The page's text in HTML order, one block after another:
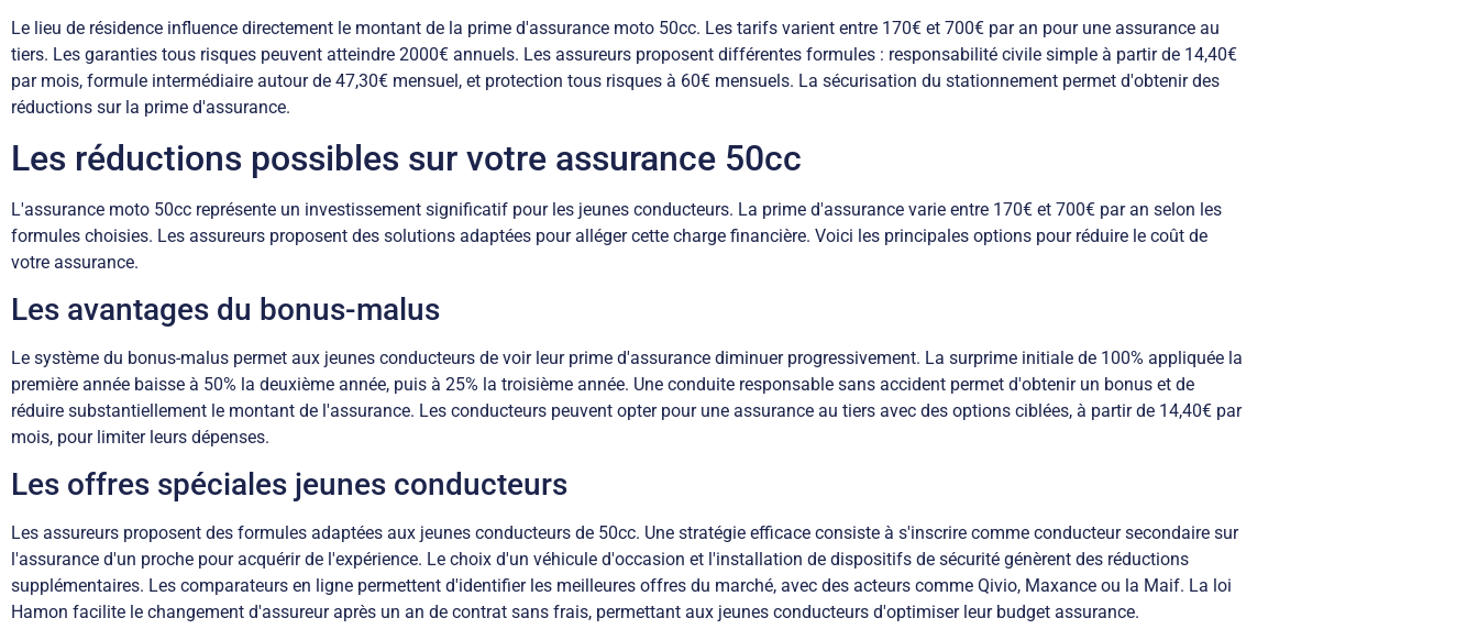
Le lieu de résidence influence directement le montant de la prime d'assurance moto 50cc. Les tarifs varient entre 170€ et 700€ par an pour une assurance au
tiers. Les garanties tous risques peuvent atteindre 2000€ annuels. Les assureurs proposent différentes formules : responsabilité civile simple à partir de 14,40€
par mois, formule intermédiaire autour de 47,30€ mensuel, et protection tous risques à 60€ mensuels. La sécurisation du stationnement permet d'obtenir des
réductions sur la prime d'assurance.
Les réductions possibles sur votre assurance 50cc
L'assurance moto 50cc représente un investissement significatif pour les jeunes conducteurs. La prime d'assurance varie entre 170€ et 700€ par an selon les
formules choisies. Les assureurs proposent des solutions adaptées pour alléger cette charge financière. Voici les principales options pour réduire le coût de
votre assurance.
Les avantages du bonus-malus
Le système du bonus-malus permet aux jeunes conducteurs de voir leur prime d'assurance diminuer progressivement. La surprime initiale de 100% appliquée la
première année baisse à 50% la deuxième année, puis à 25% la troisième année. Une conduite responsable sans accident permet d'obtenir un bonus et de
réduire substantiellement le montant de l'assurance. Les conducteurs peuvent opter pour une assurance au tiers avec des options ciblées, à partir de 14,40€ par
mois, pour limiter leurs dépenses.
Les offres spéciales jeunes conducteurs
Les assureurs proposent des formules adaptées aux jeunes conducteurs de 50cc. Une stratégie efficace consiste à s'inscrire comme conducteur secondaire sur
l'assurance d'un proche pour acquérir de l'expérience. Le choix d'un véhicule d'occasion et l'installation de dispositifs de sécurité génèrent des réductions
supplémentaires. Les comparateurs en ligne permettent d'identifier les meilleures offres du marché, avec des acteurs comme Qivio, Maxance ou la Maif. La loi
Hamon facilite le changement d'assureur après un an de contrat sans frais, permettant aux jeunes conducteurs d'optimiser leur budget assurance.